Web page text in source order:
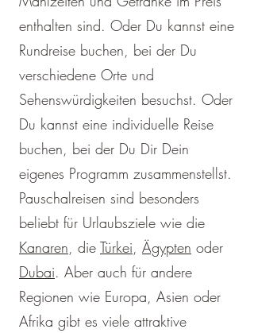
enthalten sind. Oder Du kannst eine
Rundreise buchen, bei der Du
verschiedene Orte und
Sehenswürdigkeiten besuchst. Oder
Du kannst eine individuelle Reise
buchen, bei der Du Dir Dein
eigenes Programm zusammenstellst.
Pauschalreisen sind besonders
beliebt für Urlaubsziele wie die
Kanaren, die Türkei, Ägypten oder
Dubai. Aber auch für andere
Regionen wie Europa, Asien oder
Afrika gibt es viele attraktive